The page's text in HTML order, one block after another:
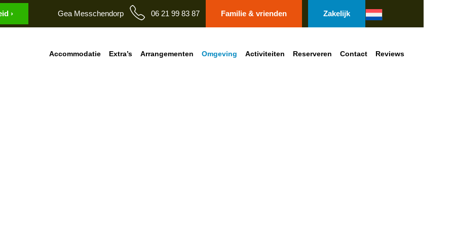
› Gea Messchendorp 06 21 99 83 87 Familie & vrienden Zakelijk
Accommodatie Extra’s Arrangementen Omgeving Activiteiten Reserveren Contact Reviews